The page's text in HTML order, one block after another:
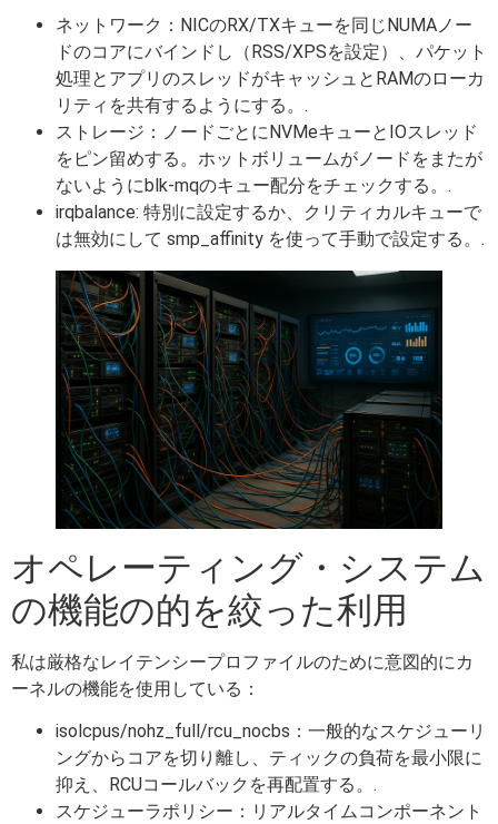
ネットワーク：NICのRX/TXキューを同じNUMAノー
ドのコアにバインドし（RSS/XPSを設定）、パケット
処理とアプリのスレッドがキャッシュとRAMのローカ
リティを共有するようにする。.
ストレージ：ノードごとにNVMeキューとIOスレッド
をピン留めする。ホットボリュームがノードをまたが
ないようにblk-mqのキュー配分をチェックする。.
irqbalance: 特別に設定するか、クリティカルキューで
は無効にして smp_affinity を使って手動で設定する。.
オペレーティング・システム
の機能の的を絞った利用
私は厳格なレイテンシープロファイルのために意図的にカ
ーネルの機能を使用している：
isolcpus/nohz_full/rcu_nocbs：一般的なスケジューリ
ングからコアを切り離し、ティックの負荷を最小限に
抑え、RCUコールバックを再配置する。.
スケジューラポリシー：リアルタイムコンポーネント